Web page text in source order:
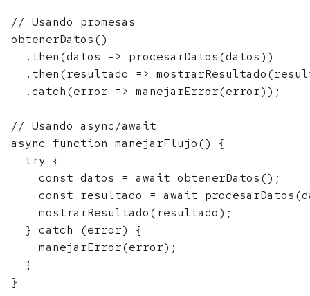
// Usando promesas
obtenerDatos()
  .then(datos => procesarDatos(datos))
.then(resultado =>
  .catch(error => manejarError(error));
// Usando async/await
async function manejarFlujo() {
  try {
    const datos = await obtenerDatos();
const resultado = await
    mostrarResultado(resultado);
  } catch (error) {
    manejarError(error);
  }